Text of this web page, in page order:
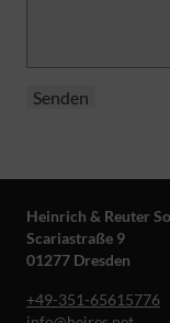
Bitte lasse dieses
Bitte lasse dieses
Heinrich & Reuter
Scariastraße 9
01277 Dresden
+49-351-65615776